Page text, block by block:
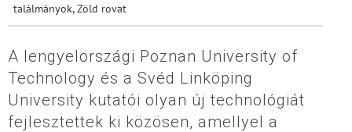
találmányok,Zöld rovat
A lengyelországi Poznan University of
Technology és a Svéd Linköping
University kutatói olyan új technológiát
fejlesztettek ki közösen, amellyel a